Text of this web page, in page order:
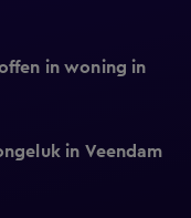
in woning in
in Veendam